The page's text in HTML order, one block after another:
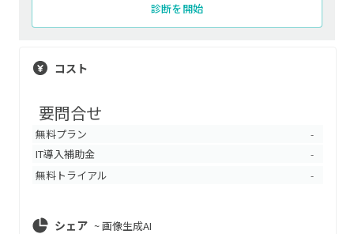
診断を開始
コスト
要問合せ
無料プラン -
IT導入補助金 -
無料トライアル -
シェア ~画像生成AI